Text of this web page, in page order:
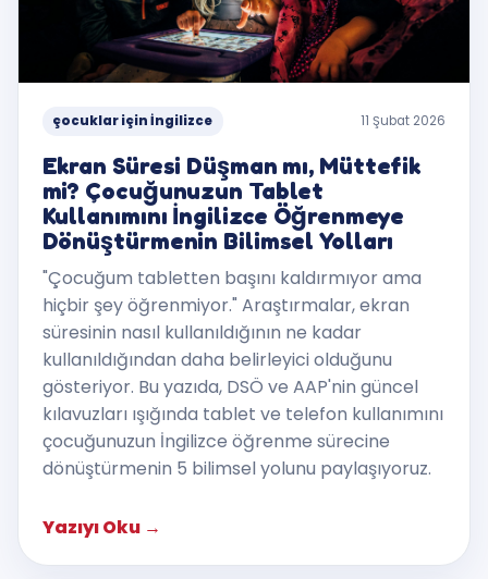
çocuklar için İngilizce 11 Şubat 2026
Ekran Süresi Düşman mı, Müttefik
mi? Çocuğunuzun Tablet
Kullanımını İngilizce Öğrenmeye
Dönüştürmenin Bilimsel Yolları
"Çocuğum tabletten başını kaldırmıyor ama
hiçbir şey öğrenmiyor." Araştırmalar, ekran
süresinin nasıl kullanıldığının ne kadar
kullanıldığından daha belirleyici olduğunu
gösteriyor. Bu yazıda, DSÖ ve AAP'nin güncel
kılavuzları ışığında tablet ve telefon kullanımını
çocuğunuzun İngilizce öğrenme sürecine
dönüştürmenin 5 bilimsel yolunu paylaşıyoruz.
Yazıyı Oku →